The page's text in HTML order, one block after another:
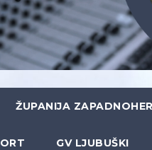
ŽUPANIJA
GV LJUBUŠKI